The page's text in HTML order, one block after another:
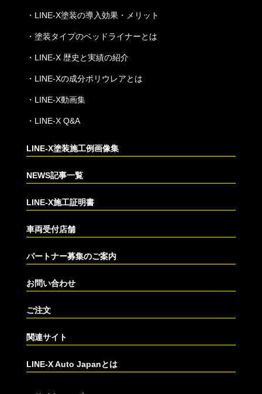
・ LINE-X塗装の導入効果・メリット
・ 塗装タイプのベッドライナーとは
・ LINE-X 歴史と実績の紹介
・ LINE-Xの成分ポリウレアとは
・ LINE-X動画集
・ LINE-X Q&A
LINE-X塗装施工例画像集
NEWS記事一覧
LINE-X施工証明書
車両受付店舗
パートナー募集のご案内
お問い合わせ
ご注文
関連サイト
LINE-X Auto Japanとは